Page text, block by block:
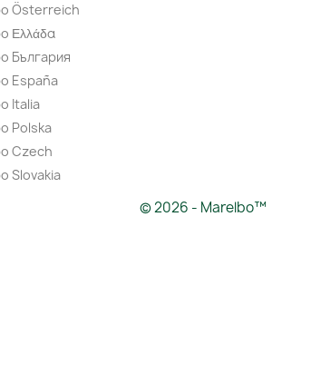
Österreich
Ελλάδα
България
España
Italia
Polska
Czech
Slovakia
© 2026 - Marelbo™